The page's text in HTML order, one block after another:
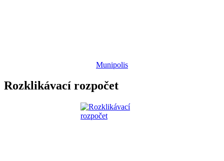
Munipolis
Rozklikávací rozpočet